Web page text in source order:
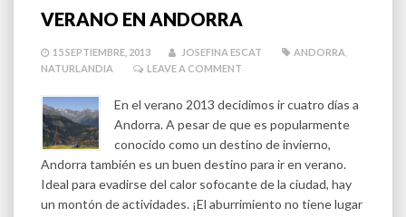
VERANO EN ANDORRA
15 SEPTIEMBRE, 2013 JOSEFINA ESCAT ANDORRA
NATURLANDIA
LEAVE A COMMENT
En el verano 2013 decidimos ir cuatro días a
Andorra. A pesar de que es popularmente
conocido como un destino de invierno,
Andorra también es un buen destino para ir en verano.
Ideal para evadirse del calor sofocante de la ciudad, hay
un montón de actividades. ¡El aburrimiento no tiene lugar